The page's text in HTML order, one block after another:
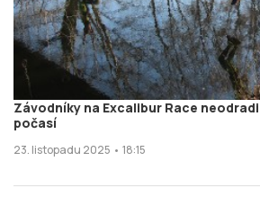
Závodníky na Excalibur Race
počasí
23. listopadu 2025 • 18:15